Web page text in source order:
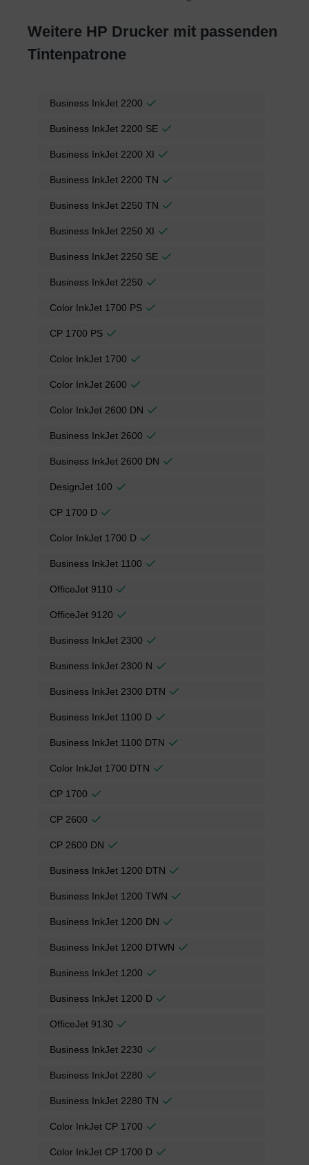
Weitere HP Drucker mit passenden
Tintenpatrone
Business InkJet 2200
Business InkJet 2200 SE
Business InkJet 2200 XI
Business InkJet 2200 TN
Business InkJet 2250 TN
Business InkJet 2250 XI
Business InkJet 2250 SE
Business InkJet 2250
Color InkJet 1700 PS
CP 1700 PS
Color InkJet 1700
Color InkJet 2600
Color InkJet 2600 DN
Business InkJet 2600
Business InkJet 2600 DN
DesignJet 100
CP 1700 D
Color InkJet 1700 D
Business InkJet 1100
OfficeJet 9110
OfficeJet 9120
Business InkJet 2300
Business InkJet 2300 N
Business InkJet 2300 DTN
Business InkJet 1100 D
Business InkJet 1100 DTN
Color InkJet 1700 DTN
CP 1700
CP 2600
CP 2600 DN
Business InkJet 1200 DTN
Business InkJet 1200 TWN
Business InkJet 1200 DN
Business InkJet 1200 DTWN
Business InkJet 1200
Business InkJet 1200 D
OfficeJet 9130
Business InkJet 2230
Business InkJet 2280
Business InkJet 2280 TN
Color InkJet CP 1700
Color InkJet CP 1700 D